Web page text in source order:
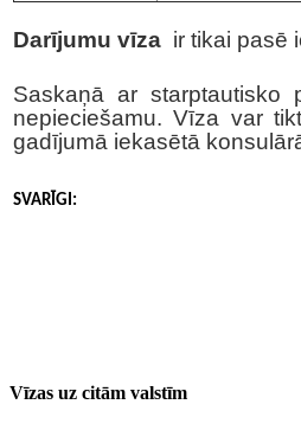
Darījumu vīza ir tikai pasē
Saskaņā ar starptautisko
nepieciešamu. Vīza var
gadījumā iekasētā
SVARĪGI:
Vīzas uz citām valstīm